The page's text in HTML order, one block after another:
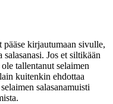
pääse kirjautumaan sivulle,
Jos et siltikään
tallentanut selaimen
kuitenkin ehdottaa
salasanamuisti